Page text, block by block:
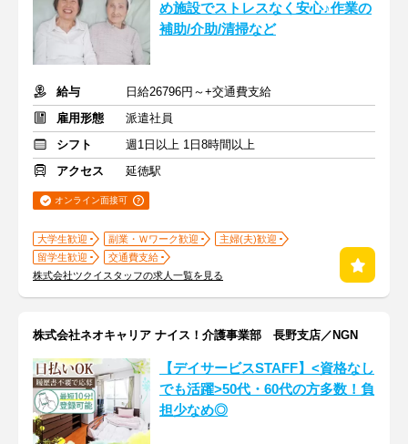
め施設でストレスなく安心♪作業の
補助/介助/清掃など
給与
日給26796円～+交通費支給
雇用形態
派遣社員
シフト
週1日以上 1日8時間以上
アクセス
延徳駅
オンライン面接可
大学生歓迎 副業・Ｗワーク歓迎
主婦(夫)歓迎
留学生歓迎
交通費支給
株式会社ツクイスタッフの求人一覧を見る
株式会社ネオキャリア ナイス！介護事業部 長野支店／NGN
【デイサービスSTAFF】<資格なし
でも活躍>50代・60代の方多数！負
担少なめ◎